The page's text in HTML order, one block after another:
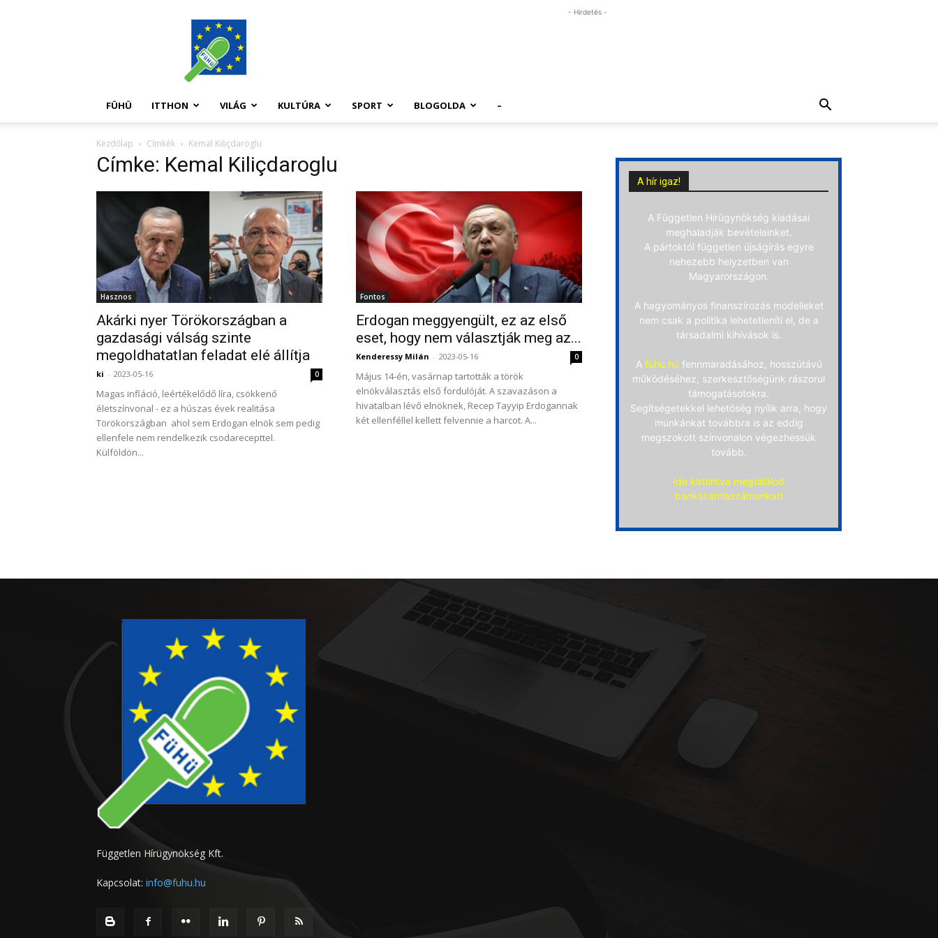
FüHü
- Hirdetés -
FÜHÜ ITTHON VILÁG KULTÚRA SPORT BLOGOLDA –
Kezdőlap Címkék Kemal Kiliçdaroglu
Címke: Kemal Kiliçdaroglu
Hasznos
Akárki nyer Törökországban a
gazdasági válság szinte
megoldhatatlan feladat elé állítja
ki - 2023-05-16 0
Magas infláció, leértékelődő líra, csökkenő
életszínvonal - ez a húszas évek realitása
Törökországban ahol sem Erdogan elnök sem pedig
ellenfele nem rendelkezik csodarecepttel.
Külföldön...
Fontos
Erdogan meggyengült, ez az első
eset, hogy nem választják meg az...
Kenderessy Milán - 2023-05-16 0
Május 14-én, vasárnap tartották a török ​​
elnökválasztás első fordulóját. A szavazáson a
hivatalban lévő elnöknek, Recep Tayyip Erdogannak
két ellenféllel kellett felvennie a harcot. A...
A hír igaz!
A Független Hírügynökség kiadásai
meghaladják bevételeinket.
A pártoktól független újságírás egyre
nehezebb helyzetben van
Magyarországon.
A hagyományos finanszírozás modelleket
nem csak a politika lehetetleníti el, de a
társadalmi kihívások is.
A fuhu.hu fennmaradásához, hosszútávú
működéséhez, szerkesztőségünk rászorul
támogatásotokra.
Segítségetekkel lehetőség nyílik arra, hogy
munkánkat továbbra is az eddig
megszokott színvonalon végezhessük
tovább.
Ide kattintva megtalálod
bankszámlaszámunkat!
Független Hírügynökség Kft.
Kapcsolat: info@fuhu.hu